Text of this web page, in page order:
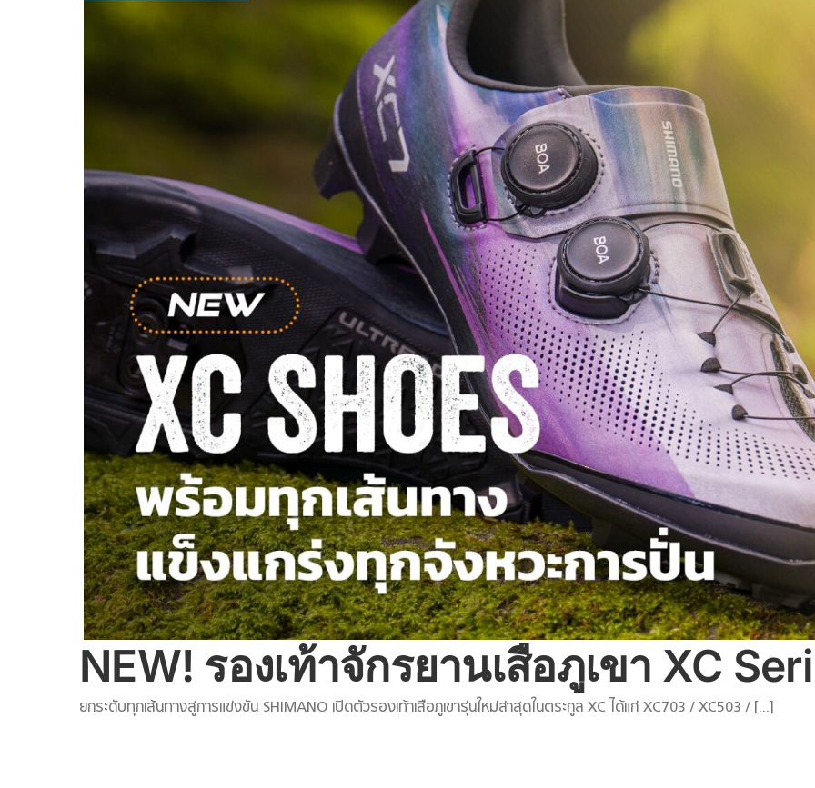
NEW! รองเท้าจักรยานเสือภูเขา XC
ยกระดับทุกเส้นทางสู่การแข่งขัน SHIMANO เปิดตัวรองเท้าเสือภูเขารุ่นใหม่ล่าสุดในตระกูล XC ได้แก่ XC703 / XC503 / [...]